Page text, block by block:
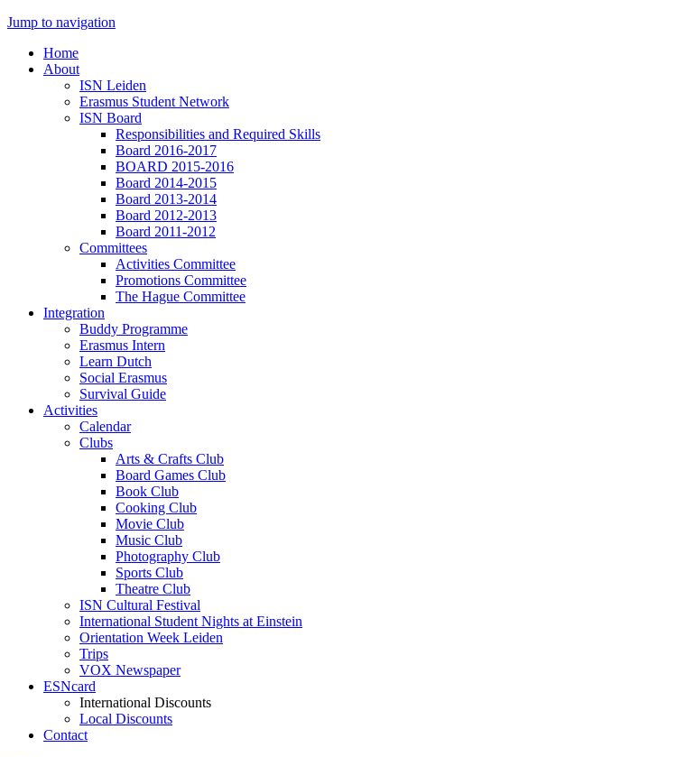
Jump to navigation
Home
About
ISN Leiden
Erasmus Student Network
ISN Board
Responsibilities and Required Skills
Board 2016-2017
BOARD 2015-2016
Board 2014-2015
Board 2013-2014
Board 2012-2013
Board 2011-2012
Committees
Activities Committee
Promotions Committee
The Hague Committee
Integration
Buddy Programme
Erasmus Intern
Learn Dutch
Social Erasmus
Survival Guide
Activities
Calendar
Clubs
Arts & Crafts Club
Board Games Club
Book Club
Cooking Club
Movie Club
Music Club
Photography Club
Sports Club
Theatre Club
ISN Cultural Festival
International Student Nights at Einstein
Orientation Week Leiden
Trips
VOX Newspaper
ESNcard
International Discounts
Local Discounts
Contact